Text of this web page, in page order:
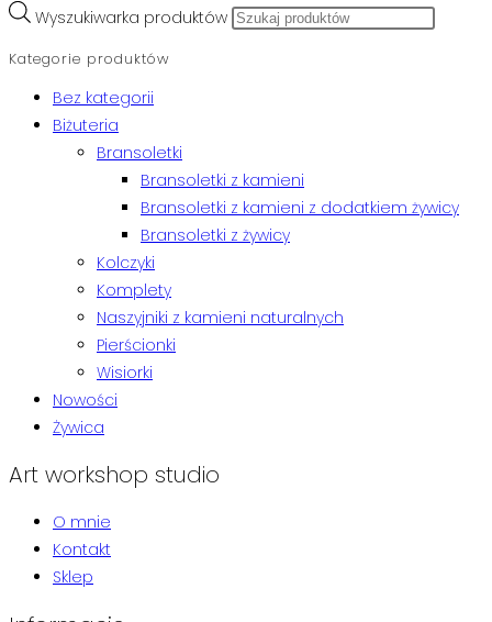
Wyszukiwarka produktów
Kategorie produktów
Bez kategorii
Biżuteria
Bransoletki
Bransoletki z kamieni
Bransoletki z kamieni z dodatkiem żywicy
Bransoletki z żywicy
Kolczyki
Komplety
Naszyjniki z kamieni naturalnych
Pierścionki
Wisiorki
Nowości
Żywica
Art workshop studio
O mnie
Kontakt
Sklep